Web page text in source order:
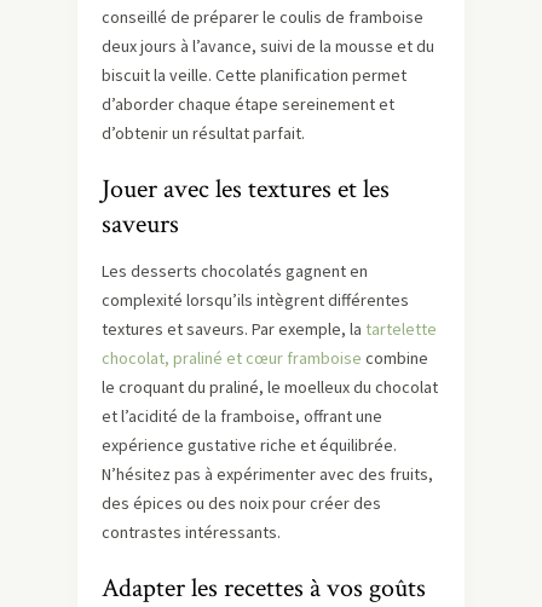
conseillé de préparer le coulis de framboise
deux jours à l’avance, suivi de la mousse et du
biscuit la veille. Cette planification permet
d’aborder chaque étape sereinement et
d’obtenir un résultat parfait.
Jouer avec les textures et les
saveurs
Les desserts chocolatés gagnent en
complexité lorsqu’ils intègrent différentes
textures et saveurs. Par exemple, la tartelette
chocolat, praliné et cœur framboise combine
le croquant du praliné, le moelleux du chocolat
et l’acidité de la framboise, offrant une
expérience gustative riche et équilibrée.
N’hésitez pas à expérimenter avec des fruits,
des épices ou des noix pour créer des
contrastes intéressants.
Adapter les recettes à vos goûts